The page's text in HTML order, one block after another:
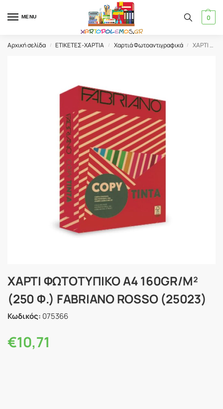
MENU 0
Αρχική σελίδα / ΕΤΙΚΕΤΕΣ-ΧΑΡΤΙΑ / Χαρτιά Φωτοαντιγραφικά / ΧΑΡΤΙ ΦΩΤΟΤΥΠΙΚΟ Α4 160gr/m² (250 Φ.) FABRIANO ROSSO (25023)
ΧΑΡΤΙ ΦΩΤΟΤΥΠΙΚΟ Α4 160GR/M²
(250 Φ.) FABRIANO ROSSO (25023)
Κωδικός: 075366
€10,71